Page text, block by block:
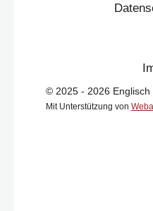
© 2025 - 2026 Englisch
Mit Unterstützung von